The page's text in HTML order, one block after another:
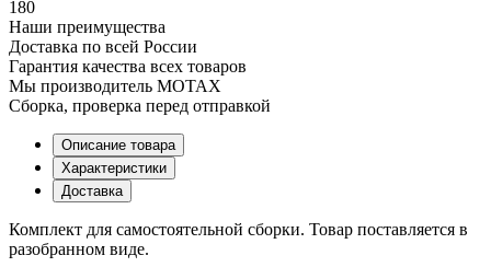
180
Наши преимущества
Доставка по всей России
Гарантия качества всех товаров
Мы производитель MOTAX
Сборка, проверка перед отправкой
Описание товара
Характеристики
Доставка
Комплект для самостоятельной сборки. Товар поставляется в
разобранном виде.